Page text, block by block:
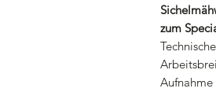
zum
Aufnahme